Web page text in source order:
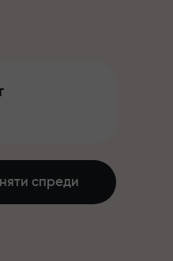
спреди